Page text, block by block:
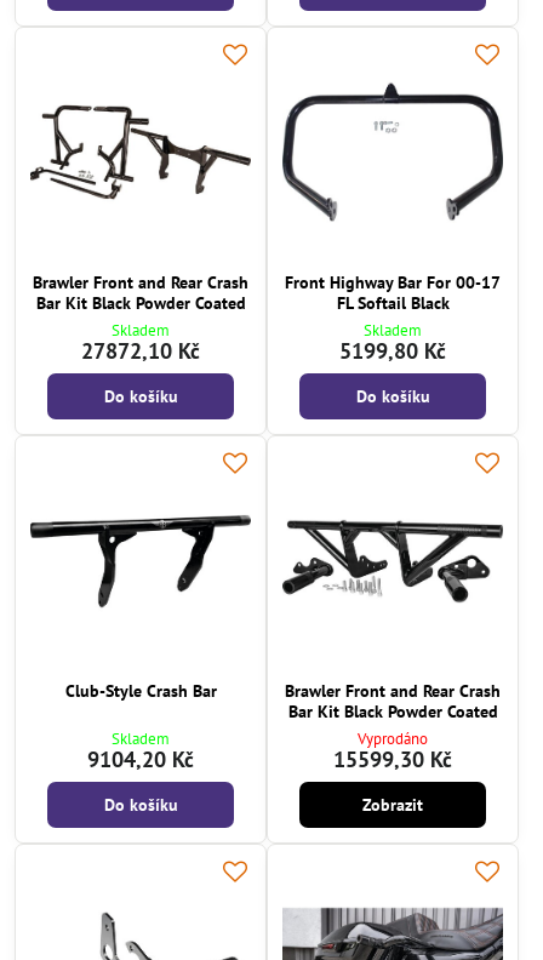
Brawler Front and Rear Crash
Bar Kit Black Powder Coated
Skladem
27872,10 Kč
Do košíku
Front Highway Bar For 00-17
FL Softail Black
Skladem
5199,80 Kč
Do košíku
Club-Style Crash Bar
Skladem
9104,20 Kč
Do košíku
Brawler Front and Rear Crash
Bar Kit Black Powder Coated
Vyprodáno
15599,30 Kč
Zobrazit